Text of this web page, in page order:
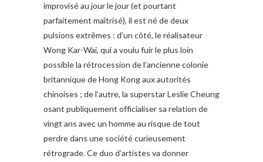
improvisé au jour le jour (et pourtant
parfaitement maîtrisé), il est né de deux
pulsions extrêmes : d’un côté, le réalisateur
Wong Kar-Wai, qui a voulu fuir le plus loin
possible la rétrocession de l’ancienne colonie
britannique de Hong Kong aux autorités
chinoises ; de l’autre, la superstar Leslie Cheung
osant publiquement officialiser sa relation de
vingt ans avec un homme au risque de tout
perdre dans une société curieusement
rétrograde. Ce duo d’artistes va donner